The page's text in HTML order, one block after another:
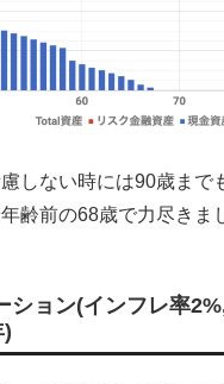
しない時には90歳まで
齢前の68歳で力尽きま
ション(インフレ率
)